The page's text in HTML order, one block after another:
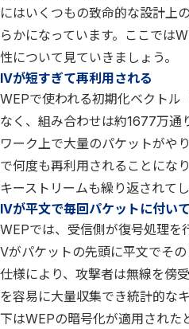
にはいくつもの致命的な設計上
らかになっています。ここでは
性について見ていきましょう。
IVが短すぎて再利用される
WEPで使われる初期化ベクト
なく、組み合わせは約1677万通
ワーク上で大量のパケットがや
で何度も再利用されることにな
キーストリームも繰り返されてし
IVが平文で毎回パケットに付い
WEPでは、受信側が復号処理を
Vがパケットの先頭に平文でそ
仕様により、攻撃者は無線を傍
を容易に大量収集でき統計的な
下はWEPの暗号化が適用された